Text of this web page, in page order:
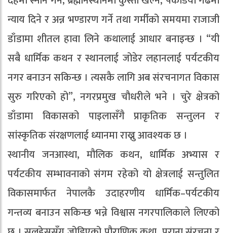
न्याय दिने र अन्न भण्डारण गर्ने तथा गर्मीको समयमा राजाजी
डाँडामा शीतल हावा लिने कथालाई आधार बनाइन्छ । “यी
सबै धार्मिक कथन र स्थानलाई जोडेर लहानलाई पर्यटकीय
नगर बनाउन सकिन्छ । त्यसकै लागि अब संरचनागत विकास
सुरु गरिएको हो”, नगरप्रमुख चौधरीले भने । चुरे क्षेत्रको
डाँडामा विकासको पाइलासँगै प्राकृतिक सन्तुलन र
सांस्कृतिक संरक्षणलाई ध्यानमा राख्नु आवश्यक छ ।
स्थानीय जनआस्था, मौलिक कथन, धार्मिक अभ्यास र
पर्यटकीय सम्भावनाको संगम रहेको यो क्षेत्रलाई सन्तुलित
विकासमार्फत नेपालकै उदाहरणीय धार्मिक–पर्यटकीय
गन्तव्य बनाउन सकिन्छ भन्ने विश्वास नगरपालिकाले लिएको